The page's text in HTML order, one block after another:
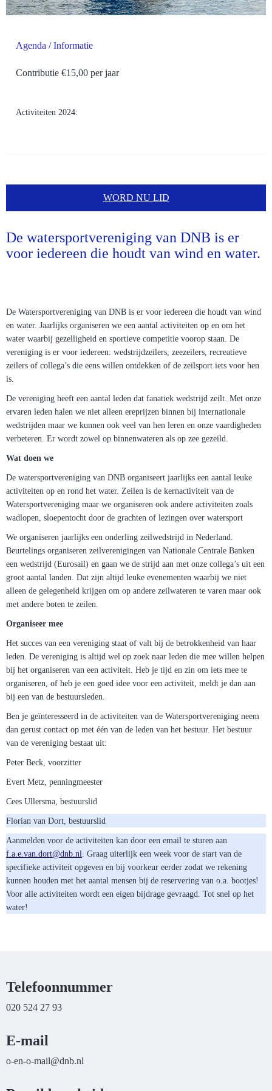
Agenda / Informatie
Contributie €15,00 per jaar
Activiteiten 2024:
WORD NU LID
De watersportvereniging van DNB is er
voor iedereen die houdt van wind en water.
De Watersportvereniging van DNB is er voor iedereen die houdt van wind
en water. Jaarlijks organiseren we een aantal activiteiten op en om het
water waarbij gezelligheid en sportieve competitie voorop staan. De
vereniging is er voor iedereen: wedstrijdzeilers, zeezeilers, recreatieve
zeilers of collega’s die eens willen ontdekken of de zeilsport iets voor hen
is.
De vereniging heeft een aantal leden dat fanatiek wedstrijd zeilt. Met onze
ervaren leden halen we niet alleen ereprijzen binnen bij internationale
wedstrijden maar we kunnen ook veel van hen leren en onze vaardigheden
verbeteren. Er wordt zowel op binnenwateren als op zee gezeild.
Wat doen we
De watersportvereniging van DNB organiseert jaarlijks een aantal leuke
activiteiten op en rond het water. Zeilen is de kernactiviteit van de
Watersportvereniging maar we organiseren ook andere activiteiten zoals
wadlopen, sloepentocht door de grachten of lezingen over watersport
We organiseren jaarlijks een onderling zeilwedstrijd in Nederland.
Beurtelings organiseren zeilverenigingen van Nationale Centrale Banken
een wedstrijd (Eurosail) en gaan we de strijd aan met onze collega’s uit een
groot aantal landen. Dat zijn altijd leuke evenementen waarbij we niet
alleen de gelegenheid krijgen om op andere zeilwateren te varen maar ook
met andere boten te zeilen.
Organiseer mee
Het succes van een vereniging staat of valt bij de betrokkenheid van haar
leden. De vereniging is altijd wel op zoek naar leden die mee willen helpen
bij het organiseren van een activiteit. Heb je tijd en zin om iets mee te
organiseren, of heb je een goed idee voor een activiteit, meldt je dan aan
bij een van de bestuursleden.
Ben je geïnteresseerd in de activiteiten van de Watersportvereniging neem
dan gerust contact op met één van de leden van het bestuur. Het bestuur
van de vereniging bestaat uit:
Peter Beck, voorzitter
Evert Metz, penningmeester
Cees Ullersma, bestuurslid
Florian van Dort, bestuurslid
Aanmelden voor de activiteiten kan door een email te sturen aan
trod.nav.e.a.f@dnb.nl. Graag uiterlijk een week voor de start van de
specifieke activiteit opgeven en bij voorkeur eerder zodat we rekening
kunnen houden met het aantal mensen bij de reservering van o.a. bootjes!
Voor alle activiteiten wordt een eigen bijdrage gevraagd. Tot snel op het
water!
Telefoonnummer
020 524 27 93
E-mail
liam-o-ne-o@dnb.nl